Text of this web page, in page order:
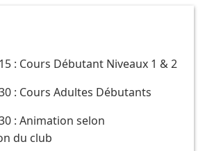
: Cours Débutant Niveaux 1 & 2
: Cours Adultes Débutants
: Animation selon
du club